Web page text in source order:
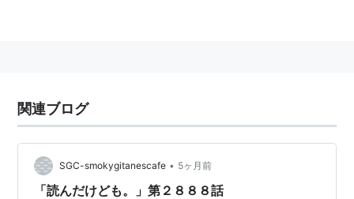
関西の奥様向け番組を中心に活動していたが、80年代
後半に「探偵ナイトスクープ」「鶴瓶・上岡パペポ
TV」「EXテレビOSAKA」などの若者向け深夜番組で大
成功を収める、特に「パペポTV」と「EXテレビ」の成
功は、上岡の東京進出を後押しすることとなった。
関連ブログ
SGC-smokygitanescafe • 5ヶ月前
「読んだけども。」第２８８８話